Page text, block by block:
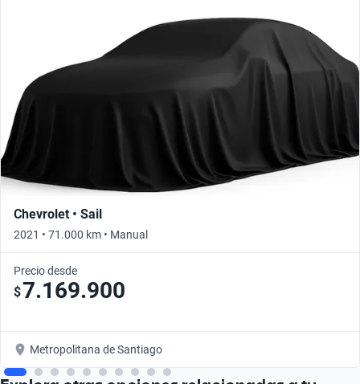
Chevrolet • Sail
2021 • 71.000 km • Manual
Precio desde
$7.169.900
Metropolitana de Santiago